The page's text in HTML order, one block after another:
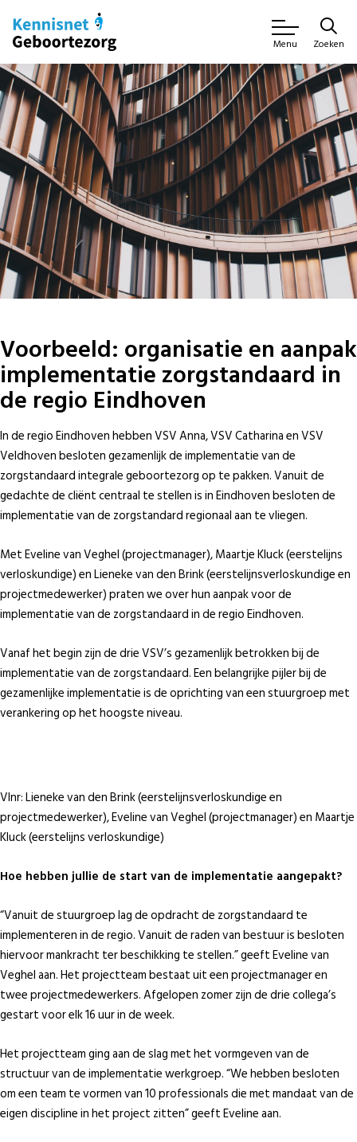
Menu Zoeken
Voorbeeld: organisatie en aanpak
implementatie zorgstandaard in
de regio Eindhoven
In de regio Eindhoven hebben VSV Anna, VSV Catharina en VSV
Veldhoven besloten gezamenlijk de implementatie van de
zorgstandaard integrale geboortezorg op te pakken. Vanuit de
gedachte de cliënt centraal te stellen is in Eindhoven besloten de
implementatie van de zorgstandard regionaal aan te vliegen.
Met Eveline van Veghel (projectmanager), Maartje Kluck (eerstelijns
verloskundige) en Lieneke van den Brink (eerstelijnsverloskundige en
projectmedewerker) praten we over hun aanpak voor de
implementatie van de zorgstandaard in de regio Eindhoven.
Vanaf het begin zijn de drie VSV’s gezamenlijk betrokken bij de
implementatie van de zorgstandaard. Een belangrijke pijler bij de
gezamenlijke implementatie is de oprichting van een stuurgroep met
verankering op het hoogste niveau.
Vlnr: Lieneke van den Brink (eerstelijnsverloskundige en
projectmedewerker), Eveline van Veghel (projectmanager) en Maartje
Kluck (eerstelijns verloskundige)
Hoe hebben jullie de start van de implementatie aangepakt?
“Vanuit de stuurgroep lag de opdracht de zorgstandaard te
implementeren in de regio. Vanuit de raden van bestuur is besloten
hiervoor mankracht ter beschikking te stellen.” geeft Eveline van
Veghel aan. Het projectteam bestaat uit een projectmanager en
twee projectmedewerkers. Afgelopen zomer zijn de drie collega’s
gestart voor elk 16 uur in de week.
Het projectteam ging aan de slag met het vormgeven van de
structuur van de implementatie werkgroep. “We hebben besloten
om een team te vormen van 10 professionals die met mandaat van de
eigen discipline in het project zitten” geeft Eveline aan.